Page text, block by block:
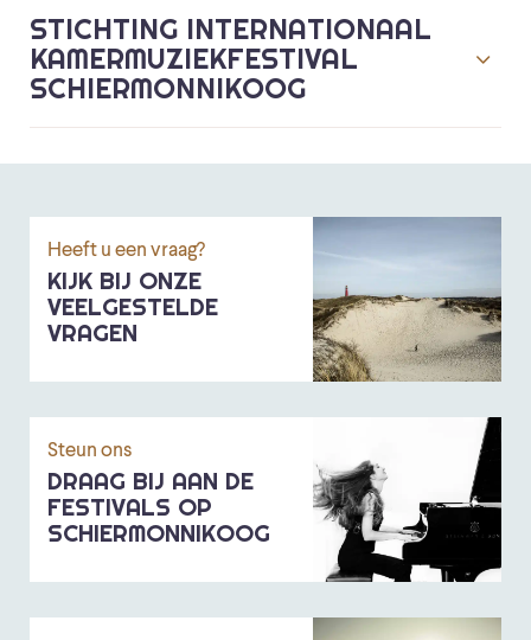
STICHTING INTERNATIONAAL
KAMERMUZIEKFESTIVAL
SCHIERMONNIKOOG
Heeft u een vraag?
KIJK BIJ ONZE
VEELGESTELDE
VRAGEN
Steun ons
DRAAG BIJ AAN DE
FESTIVALS OP
SCHIERMONNIKOOG